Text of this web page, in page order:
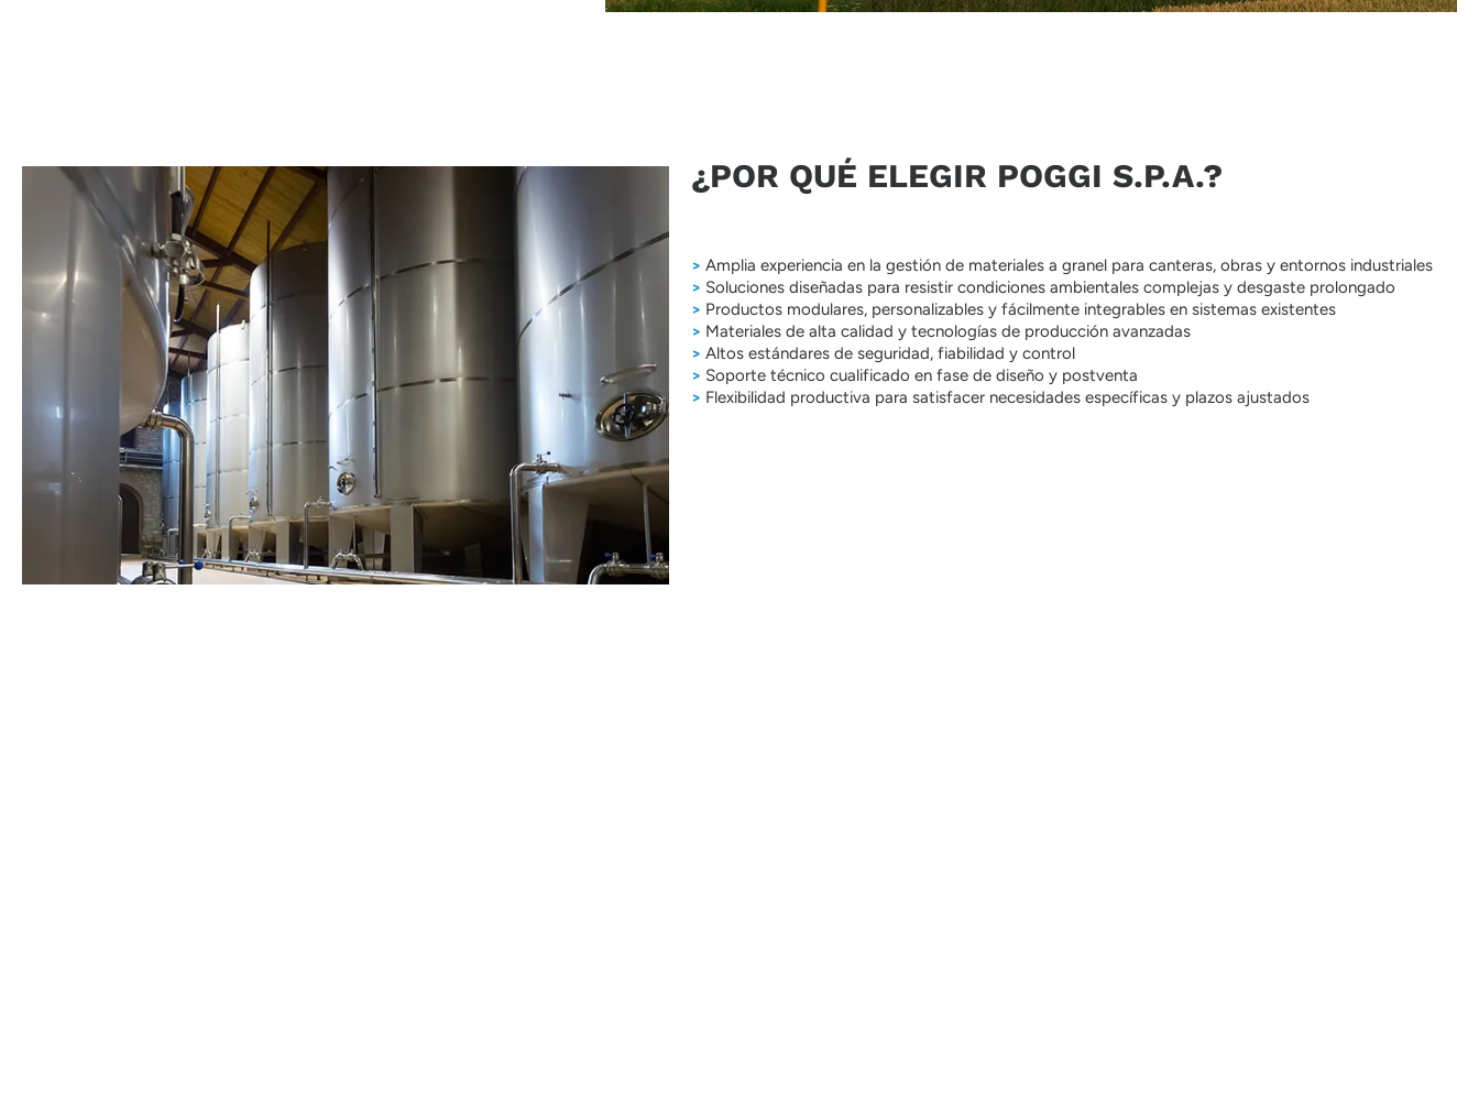
¿POR QUÉ ELEGIR POGGI S.P.A.?
> Amplia experiencia en la gestión de materiales a granel para canteras, obras y entornos industriales
> Soluciones diseñadas para resistir condiciones ambientales complejas y desgaste prolongado
> Productos modulares, personalizables y fácilmente integrables en sistemas existentes
> Materiales de alta calidad y tecnologías de producción avanzadas
> Altos estándares de seguridad, fiabilidad y control
> Soporte técnico cualificado en fase de diseño y postventa
> Flexibilidad productiva para satisfacer necesidades específicas y plazos ajustados